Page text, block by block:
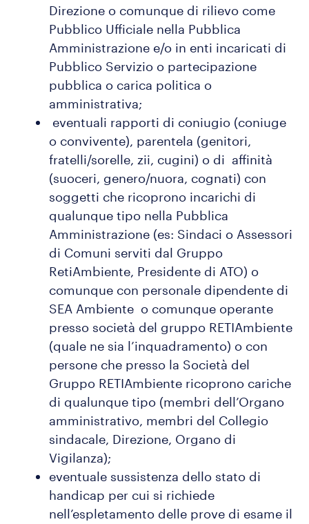
Direzione o comunque di rilievo come
Pubblico Ufficiale nella Pubblica
Amministrazione e/o in enti incaricati di
Pubblico Servizio o partecipazione
pubblica o carica politica o
amministrativa;
eventuali rapporti di coniugio (coniuge
o convivente), parentela (genitori,
fratelli/sorelle, zii, cugini) o di affinità
(suoceri, genero/nuora, cognati) con
soggetti che ricoprono incarichi di
qualunque tipo nella Pubblica
Amministrazione (es: Sindaci o Assessori
di Comuni serviti dal Gruppo
RetiAmbiente, Presidente di ATO) o
comunque con personale dipendente di
SEA Ambiente o comunque operante
presso società del gruppo RETIAmbiente
(quale ne sia l’inquadramento) o con
persone che presso la Società del
Gruppo RETIAmbiente ricoprono cariche
di qualunque tipo (membri dell’Organo
amministrativo, membri del Collegio
sindacale, Direzione, Organo di
Vigilanza);
eventuale sussistenza dello stato di
handicap per cui si richiede
nell’espletamento delle prove di esame il